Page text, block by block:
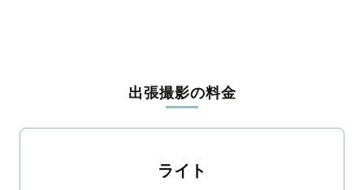
出会えます。まずは、ラブグラフの撮影事例
出張撮影の料金
ライト